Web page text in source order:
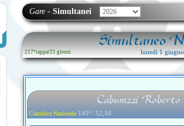
Gare - Simultanei
Simultaneo
217ª tappa/21 gironi lunedì 1
Caburazzi
Classifica Nazionale 145ª / 52,16